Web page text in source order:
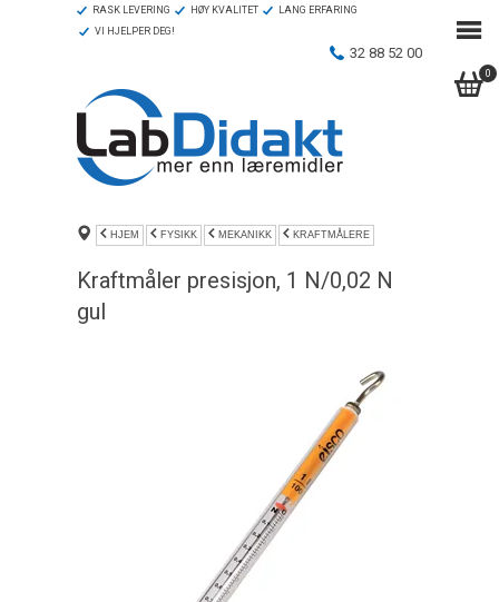
0
RASK LEVERING HØY KVALITET
LANG ERFARING
VI HJELPER DEG!
32 88 52 00
HJEM FYSIKK MEKANIKK KRAFTMÅLERE
Kraftmåler presisjon, 1 N/0,02 N
gul